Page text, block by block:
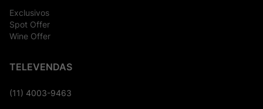
Exclusivos
Spot Offer
Wine Offer
TELEVENDAS
(11) 4003-9463